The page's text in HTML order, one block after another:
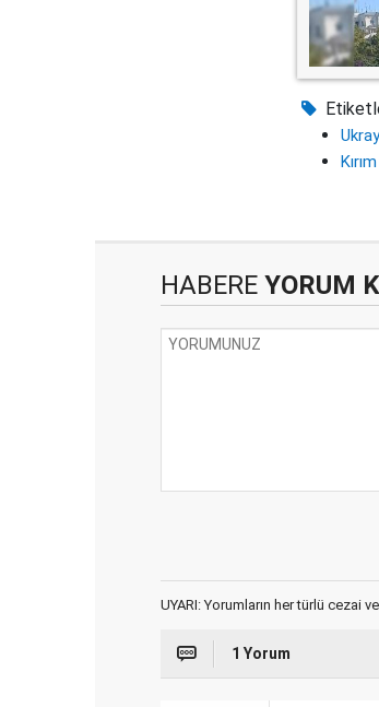
Kırım
HABERE YORUM
UYARI: Yorumların her türlü cezai
1 Yorum